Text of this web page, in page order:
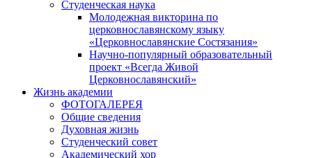
Студенческая наука
Молодежная викторина по
церковнославянскому языку
«Церковнославянские Состязания»
Научно-популярный образовательный
проект «Всегда Живой
Церковнославянский»
Жизнь академии
ФОТОГАЛЕРЕЯ
Общие сведения
Духовная жизнь
Студенческий совет
Академический хор